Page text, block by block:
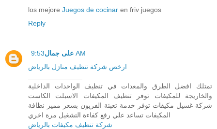
los mejore Juegos de cocinar en friv juegos
Reply
على جمال 9:53 AM
ارخص شركة تنظيف منازل بالرياض
تمتلك افضل الطرق والمعدات في تنظيف الواحدات الداخلية
والخاريجة للمكيفات توفر تنظيف المكيفات الاسبلت الكاست
شركة غسيل مكيفات توفر خدمة تعبئة الفريون بسعر مميز نظافة
المكيفات تساعد علي رفع كفاءة التشغيل مرة اخري
شركة تنظيف مكيفات بالرياض